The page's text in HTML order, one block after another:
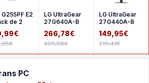
G255PF E2
de 2
LG UltraGear
27G640A-B
266,78€
399,98€
LG UltraGear
27G440A-B
149,95€
219,41€
PC